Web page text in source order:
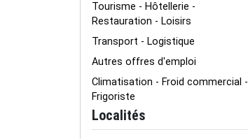
Tourisme - Hôtellerie -
Restauration - Loisirs
Transport - Logistique
Autres offres d'emploi
Climatisation - Froid commercial -
Frigoriste
Localités